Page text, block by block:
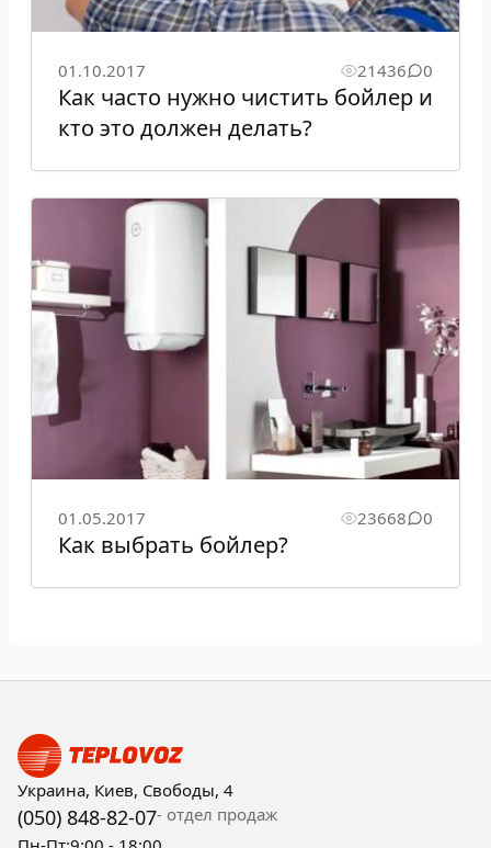
01.10.2017 21436 0
Как часто нужно чистить бойлер и
кто это должен делать?
01.05.2017 23668 0
Как выбрать бойлер?
Украина, Киев, Свободы, 4
(050) 848-82-07- отдел продаж